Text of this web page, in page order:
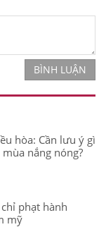
BÌNH LUẬN
hòa: Cần lưu ý gì
nắng nóng?
phạt hành
mỹ